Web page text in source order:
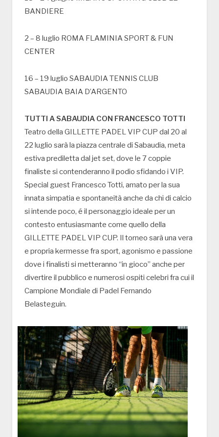
BANDIERE
2 – 8 luglio ROMA FLAMINIA SPORT & FUN
CENTER
16 – 19 luglio SABAUDIA TENNIS CLUB
SABAUDIA BAIA D’ARGENTO
TUTTI A SABAUDIA CON FRANCESCO TOTTI
Teatro della GILLETTE PADEL VIP CUP dal 20 al
22 luglio sarà la piazza centrale di Sabaudia, meta
estiva prediletta dal jet set, dove le 7 coppie
finaliste si contenderanno il podio sfidando i VIP.
Special guest Francesco Totti, amato per la sua
innata simpatia e spontaneità anche da chi di calcio
si intende poco, é il personaggio ideale per un
contesto entusiasmante come quello della
GILLETTE PADEL VIP CUP. Il torneo sarà una vera
e propria kermesse fra sport, agonismo e passione
dove i finalisti si metteranno “in gioco” anche per
divertire il pubblico e numerosi ospiti celebri fra cui il
Campione Mondiale di Padel Fernando
Belasteguin.